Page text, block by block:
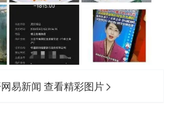
易新闻 查看精彩图片